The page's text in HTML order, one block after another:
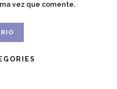
vez que comente.